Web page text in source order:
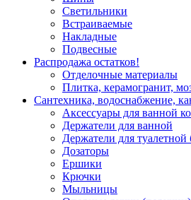
Светильники
Встраиваемые
Накладные
Подвесные
Распродажа остатков!
Отделочные материалы
Плитка, керамогранит,
Сантехника, водоснабжение,
Аксессуары для ванной
Держатели для ванной
Держатели для туалетной
Дозаторы
Ершики
Крючки
Мыльницы